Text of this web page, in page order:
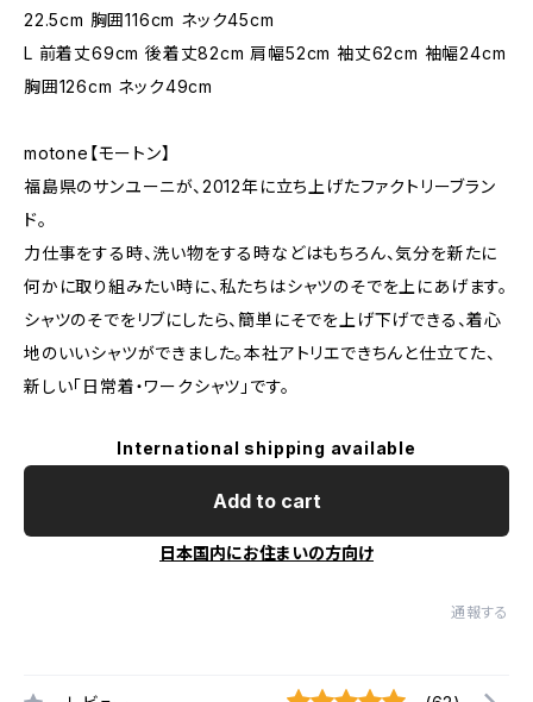
22.5cm 胸囲116cm ネック45cm
L 前着丈69cm 後着丈82cm 肩幅52cm 袖丈62cm 袖幅24cm
胸囲126cm ネック49cm
motone【モートン】
福島県のサンユーニが、2012年に立ち上げたファクトリーブラン
ド。
力仕事をする時、洗い物をする時などはもちろん、気分を新たに
何かに取り組みたい時に、私たちはシャツのそでを上にあげます。
シャツのそでをリブにしたら、簡単にそでを上げ下げできる、着心
地のいいシャツができました。本社アトリエできちんと仕立てた、
新しい「日常着・ワークシャツ」です。
International shipping available
Add to cart
日本国内にお住まいの方向け
通報する